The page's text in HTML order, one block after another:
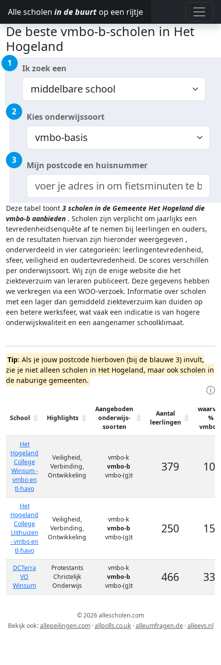
Alle scholen in de buurt op een rijtje
De beste vmbo-b-scholen in Het
Hogeland
1 Ik zoek een
2 Kies onderwijssoort
3 Mijn postcode en huisnummer
Deze tabel toont 3 scholen in de Gemeente Het Hogeland die
vmbo-b aanbieden . Scholen zijn verplicht om jaarlijks een
tevredenheidsenquête af te nemen bij leerlingen en ouders,
en de resultaten hiervan zijn hieronder weergegeven ,
onderverdeeld in vier categorieën: leerlingentevredenheid,
sfeer, veiligheid en oudertevredenheid. De scores verschillen
per onderwijssoort. Wij zijn de enige website die het
ziekteverzuim van leraren publiceert. Deze gegevens hebben
we verkregen via een WOO-verzoek. Informatie over scholen
met een lager dan gemiddeld ziekteverzuim kan duiden op
een betere werksfeer, wat vaak een indicatie is van hogere
onderwijskwaliteit en een aangenamer schoolklimaat.
Tip: Als je jouw postcode hierboven (bij de blauwe 3) invult,
zie je niet alleen scholen in Het Hogeland, maar ook scholen in
de naburige gemeenten.
ⓘ
School Highlights
Aangeboden
onderwijs-
soorten
Aantal
leerlingen
%
vmbo-
Het
Hogeland
College
Winsum -
vmbo en
tl-havo
Veiligheid,
Verbinding,
Ontwikkeling
vmbo-k
vmbo-b
vmbo-(g)t
379 10
Het
Hogeland
College
Uithuizen
- vmbo en
tl-havo
Veiligheid,
Verbinding,
Ontwikkeling
vmbo-k
vmbo-b
vmbo-(g)t
250 15
DCTerra
VO
Winsum
Protestants
Christelijk
Onderwijs
vmbo-k
vmbo-b
vmbo-(g)t
466 33
© 2026 allescholen.com
Bekijk ook:allepeilingen.com·allpolls.co.uk ·alleumfragen.de·alleevs.nl